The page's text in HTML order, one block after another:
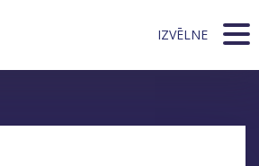
IZVĒLNE